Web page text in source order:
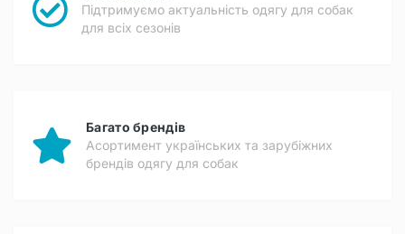
Підтримуємо актуальність одягу для собак
для всіх сезонів
Багато брендів
Асортимент українських та зарубіжних
брендів одягу для собак